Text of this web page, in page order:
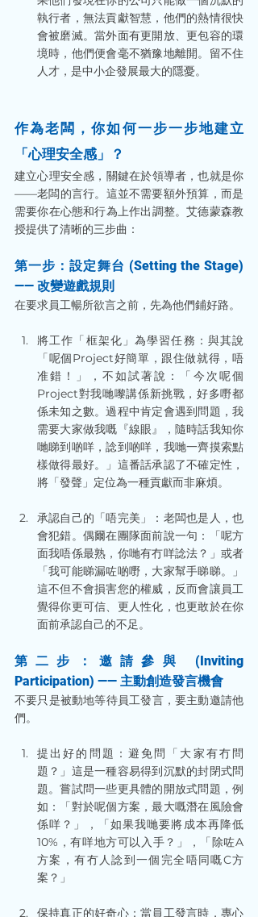
執行者，無法貢獻智慧，他們的熱情很快
會被磨滅。當外面有更開放、更包容的環
境時，他們便會毫不猶豫地離開。留不住
人才，是中小企發展最大的隱憂。
作為老闆，你如何一步一步地建立
「心理安全感」？
建立心理安全感，關鍵在於領導者，也就是你
——老闆的言行。這並不需要額外預算，而是
需要你在心態和行為上作出調整。艾德蒙森教
授提供了清晰的三步曲：
第一步：設定舞台 (Setting the Stage)
—— 改變遊戲規則
在要求員工暢所欲言之前，先為他們鋪好路。
將工作「框架化」為學習任務：與其說
「呢個Project好簡單，跟住做就得，唔
准錯！」，不如試著說：「今次呢個
Project對我哋嚟講係新挑戰，好多嘢都
係未知之數。過程中肯定會遇到問題，我
需要大家做我嘅『線眼』，隨時話我知你
哋睇到啲咩，諗到啲咩，我哋一齊摸索點
樣做得最好。」這番話承認了不確定性，
將「發聲」定位為一種貢獻而非麻煩。
承認自己的「唔完美」：老闆也是人，也
會犯錯。偶爾在團隊面前說一句：「呢方
面我唔係最熟，你哋有冇咩諗法？」或者
「我可能睇漏咗啲嘢，大家幫手睇睇。」
這不但不會損害您的權威，反而會讓員工
覺得你更可信、更人性化，也更敢於在你
面前承認自己的不足。
第二步：邀請參與 (Inviting
Participation) —— 主動創造發言機會
不要只是被動地等待員工發言，要主動邀請他
們。
提出好的問題：避免問「大家有冇問
題？」這是一種容易得到沉默的封閉式問
題。嘗試問一些更具體的開放式問題，例
如：「對於呢個方案，最大嘅潛在風險會
係咩？」，「如果我哋要將成本再降低
10%，有咩地方可以入手？」，「除咗A
方案，有冇人諗到一個完全唔同嘅C方
案？」
保持真正的好奇心：當員工發言時，專心